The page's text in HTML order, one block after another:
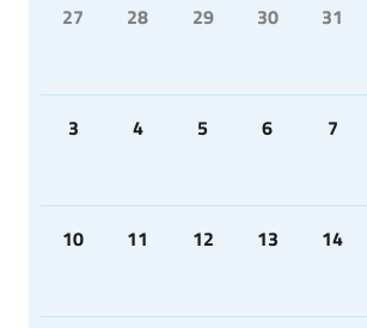
27 28 29 30 31
3 4 5 6 7
10 11 12 13 14